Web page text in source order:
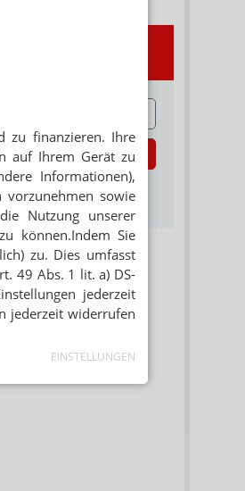
zu finanzieren. Ihre
auf Ihrem Gerät zu
Informationen),
vorzunehmen sowie
Nutzung unserer
können.Indem Sie
zu. Dies umfasst
49 Abs. 1 lit. a) DS-
jederzeit
jederzeit widerrufen
EINSTELLUNGEN
abonnieren
zum Newsletter &
Datenschutz